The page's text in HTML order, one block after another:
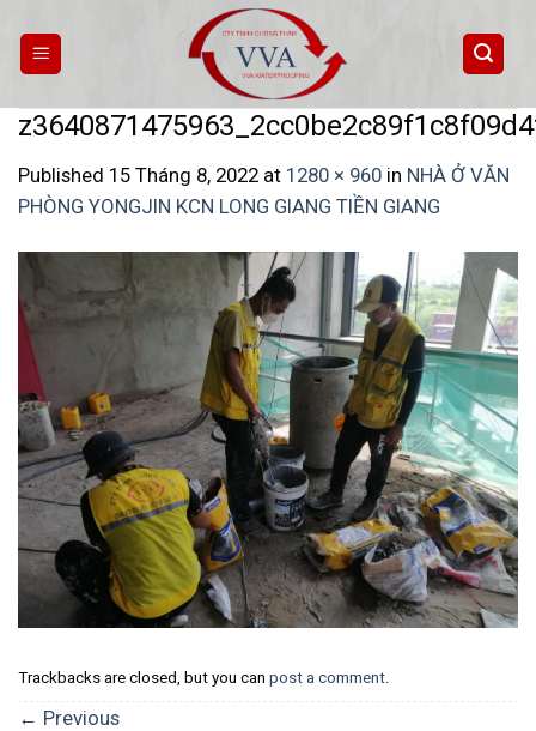
content
Published 15 Tháng 8, 2022 at 1280 × 960 in NHÀ Ở VĂN
PHÒNG YONGJIN KCN LONG GIANG TIỀN GIANG
Trackbacks are closed, but you can post a comment.
← Previous